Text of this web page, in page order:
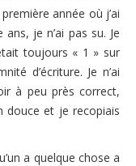
année où j’ai
je n’ai pas su. Je
toujours « 1 » sur
d’écriture. Je n’ai
à peu près correct,
douce et je recopiais
a quelque chose a